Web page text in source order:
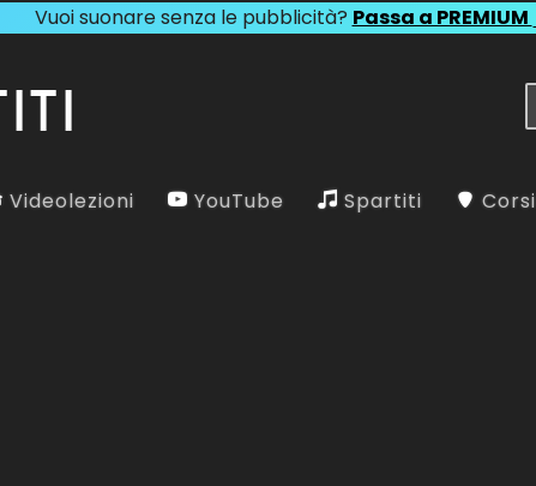
Vuoi suonare senza le pubblicità? Passa a PREMIUM
Videolezioni YouTube Spartiti Corsi